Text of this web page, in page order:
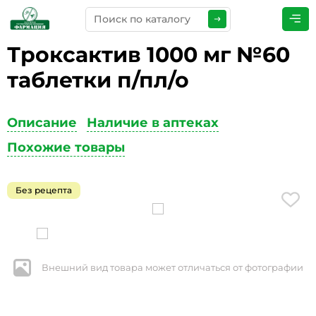
Троксактив 1000 мг №60
таблетки п/пл/о
Описание
Наличие в аптеках
Похожие товары
Без рецепта
Внешний вид товара может отличаться от фотографии
ПРЕДСТАВЬТЕСЬ*
ТЕЛЕФОН*
ЭЛЕКТРОННАЯ ПОЧТА
КОММЕНТАРИИ*